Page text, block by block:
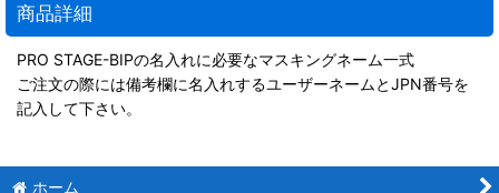
商品詳細
PRO STAGE-BIPの名入れに必要なマスキングネーム一式
ご注文の際には備考欄に名入れするユーザーネームとJPN番号を
記入して下さい。
ホーム